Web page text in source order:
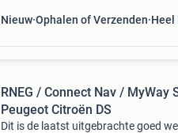
Nieuw Ophalen of Verzenden Heel
RNEG / Connect Nav / MyWay
Peugeot Citroën DS
Dit is de laatst uitgebrachte goed